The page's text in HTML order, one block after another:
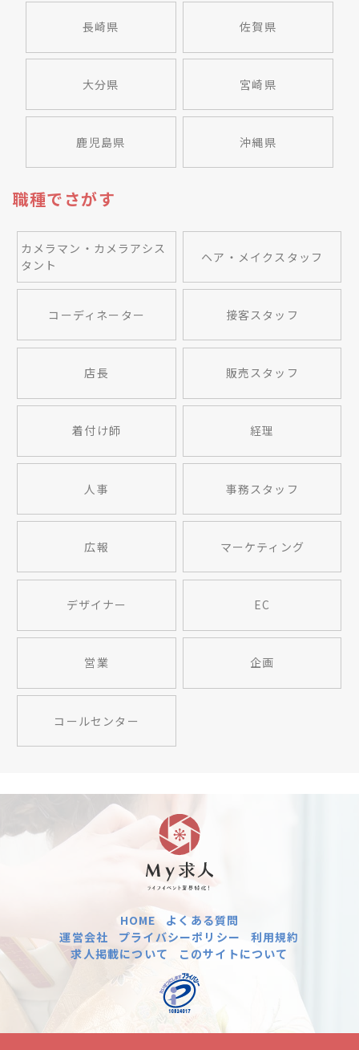
長崎県 佐賀県
大分県 宮崎県
鹿児島県 沖縄県
職種でさがす
カメラマン・カメラアシス
タント
ヘア・メイクスタッフ
コーディネーター 接客スタッフ
店長 販売スタッフ
着付け師 経理
人事 事務スタッフ
広報 マーケティング
デザイナー EC
営業 企画
コールセンター
HOME
よくある質問
運営会社
プライバシーポリシー
利用規約
求人掲載について
このサイトについて